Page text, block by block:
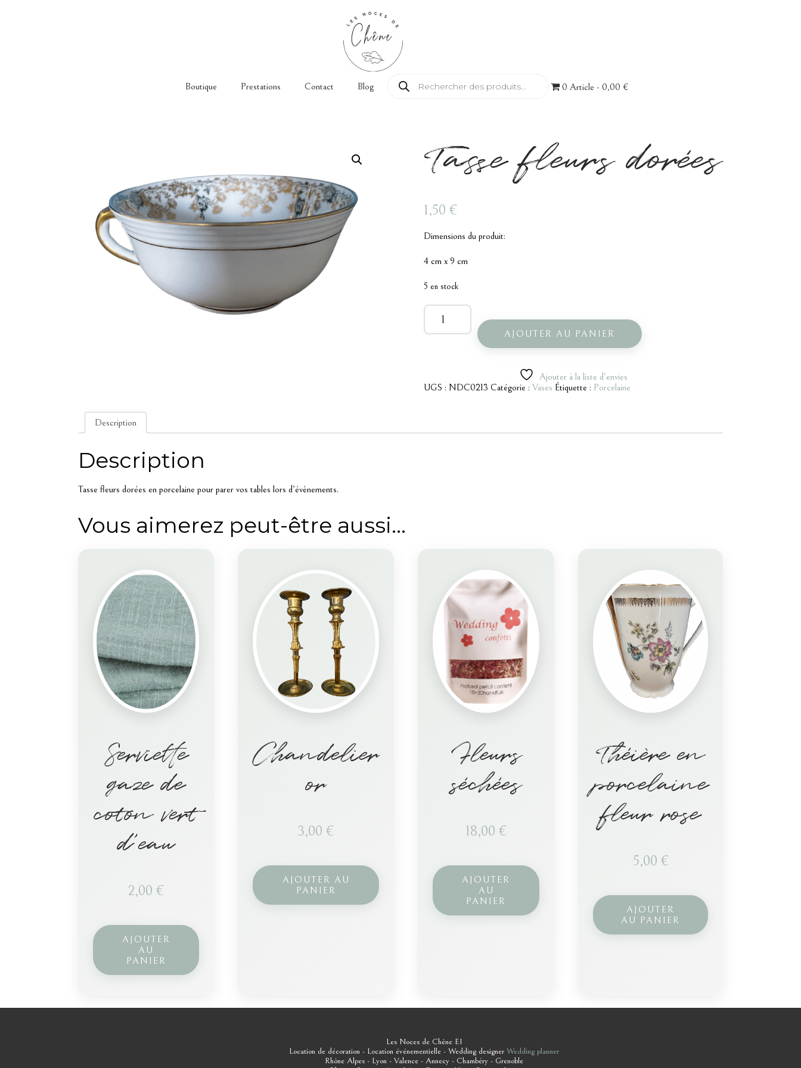
Boutique Prestations Contact Blog
Recherche de produits
0 Article 0,00 €
Tasse fleurs dorées
1,50 €
Dimensions du produit:
4 cm x 9 cm
5 en stock
quantité
Tasse
AJOUTER AU PANIER
Ajouter à la liste d’envies
UGS : NDC0213 Catégorie : Vases Étiquette : Porcelaine
Description
Description
Tasse fleurs dorées en porcelaine pour parer vos tables lors d’évènements.
Vous aimerez peut-être aussi…
Serviette
gaze de
coton vert
d’eau
2,00€
AJOUTER
AU
PANIER
Chandelier
or
3,00€
AJOUTER AU
PANIER
Fleurs
séchées
18,00€
AJOUTER
AU
PANIER
Théière en
porcelaine
fleur rose
5,00 €
AJOUTER
AU PANIER
Les Noces de Chêne EI
Location de décoration - Location événementielle - Wedding designer Wedding planner
Rhône Alpes - Lyon - Valence - Annecy - Chambéry - Grenoble